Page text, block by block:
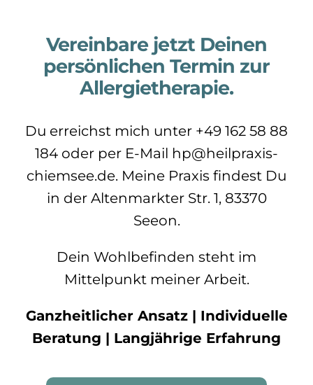
Vereinbare jetzt Deinen
persönlichen Termin zur
Allergietherapie.
Du erreichst mich unter +49 162 58 88
184 oder per E-Mail hp@heilpraxis-
chiemsee.de. Meine Praxis findest Du
in der Altenmarkter Str. 1, 83370
Seeon.
Dein Wohlbefinden steht im
Mittelpunkt meiner Arbeit.
Ganzheitlicher Ansatz | Individuelle
Beratung | Langjährige Erfahrung